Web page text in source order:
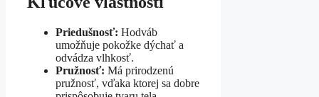
Priedušnosť: Hodváb
umožňuje pokožke dýchať a
odvádza vlhkosť.
Pružnosť: Má prirodzenú
pružnosť, vďaka ktorej sa dobre